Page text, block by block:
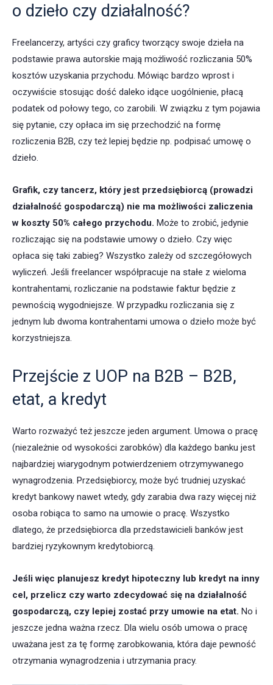
o dzieło czy działalność?
Freelancerzy, artyści czy graficy tworzący swoje dzieła na
podstawie prawa autorskie mają możliwość rozliczania 50%
kosztów uzyskania przychodu. Mówiąc bardzo wprost i
oczywiście stosując dość daleko idące uogólnienie, płacą
podatek od połowy tego, co zarobili. W związku z tym pojawia
się pytanie, czy opłaca im się przechodzić na formę
rozliczenia B2B, czy też lepiej będzie np. podpisać umowę o
dzieło.
Grafik, czy tancerz, który jest przedsiębiorcą (prowadzi
działalność gospodarczą) nie ma możliwości zaliczenia
w koszty 50% całego przychodu. Może to zrobić, jedynie
rozliczając się na podstawie umowy o dzieło. Czy więc
opłaca się taki zabieg? Wszystko zależy od szczegółowych
wyliczeń. Jeśli freelancer współpracuje na stałe z wieloma
kontrahentami, rozliczanie na podstawie faktur będzie z
pewnością wygodniejsze. W przypadku rozliczania się z
jednym lub dwoma kontrahentami umowa o dzieło może być
korzystniejsza.
Przejście z UOP na B2B – B2B,
etat, a kredyt
Warto rozważyć też jeszcze jeden argument. Umowa o pracę
(niezależnie od wysokości zarobków) dla każdego banku jest
najbardziej wiarygodnym potwierdzeniem otrzymywanego
wynagrodzenia. Przedsiębiorcy, może być trudniej uzyskać
kredyt bankowy nawet wtedy, gdy zarabia dwa razy więcej niż
osoba robiąca to samo na umowie o pracę. Wszystko
dlatego, że przedsiębiorca dla przedstawicieli banków jest
bardziej ryzykownym kredytobiorcą.
Jeśli więc planujesz kredyt hipoteczny lub kredyt na inny
cel, przelicz czy warto zdecydować się na działalność
gospodarczą, czy lepiej zostać przy umowie na etat. No i
jeszcze jedna ważna rzecz. Dla wielu osób umowa o pracę
uważana jest za tę formę zarobkowania, która daje pewność
otrzymania wynagrodzenia i utrzymania pracy.